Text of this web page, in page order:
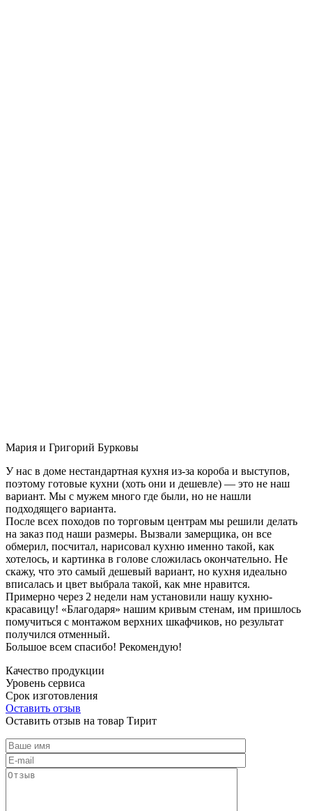
Мария и Григорий Бурковы
У нас в доме нестандартная кухня из-за короба и выступов,
поэтому готовые кухни (хоть они и дешевле) — это не наш
вариант. Мы с мужем много где были, но не нашли
подходящего варианта.
После всех походов по торговым центрам мы решили делать
на заказ под наши размеры. Вызвали замерщика, он все
обмерил, посчитал, нарисовал кухню именно такой, как
хотелось, и картинка в голове сложилась окончательно. Не
скажу, что это самый дешевый вариант, но кухня идеально
вписалась и цвет выбрала такой, как мне нравится.
Примерно через 2 недели нам установили нашу кухню-
красавицу! «Благодаря» нашим кривым стенам, им пришлось
помучиться с монтажом верхних шкафчиков, но результат
получился отменный.
Большое всем спасибо! Рекомендую!
Качество продукции
Уровень сервиса
Срок изготовления
Оставить отзыв
Оставить отзыв на товар Тирит